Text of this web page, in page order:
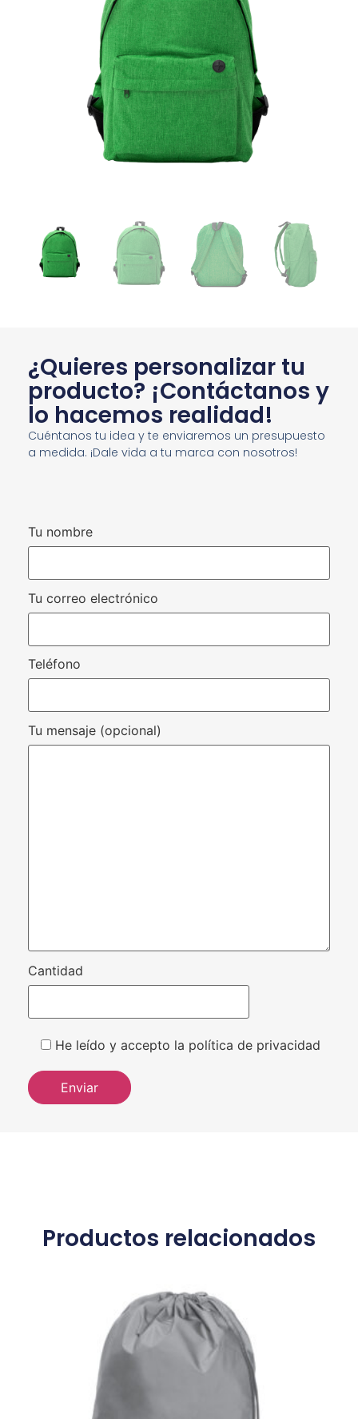
¿Quieres personalizar tu
producto? ¡Contáctanos y
lo hacemos realidad!
Cuéntanos tu idea y te enviaremos un presupuesto
a medida. ¡Dale vida a tu marca con nosotros!
Tu nombre
Tu correo electrónico
Teléfono
Tu mensaje (opcional)
Cantidad
He leído y accepto la política de privacidad
Productos relacionados